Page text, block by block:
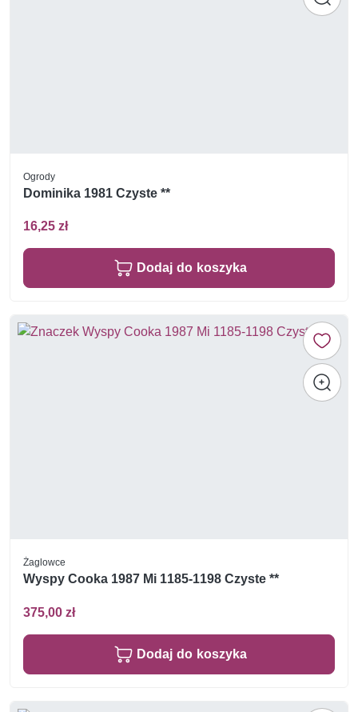
Ogrody
Dominika 1981 Czyste **
16,25 zł
Dodaj do koszyka
Żaglowce
Wyspy Cooka 1987 Mi 1185-1198 Czyste **
375,00 zł
Dodaj do koszyka